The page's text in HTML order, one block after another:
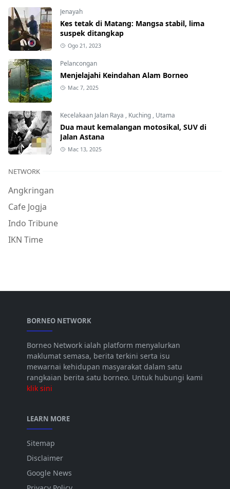
Jenayah
Kes tetak di Matang: Mangsa stabil, lima
suspek ditangkap
Ogo 21, 2023
Pelancongan
Menjelajahi Keindahan Alam Borneo
Mac 7, 2025
Kecelakaan Jalan Raya , Kuching , Utama
Dua maut kemalangan motosikal, SUV di
Jalan Astana
Mac 13, 2025
NETWORK
Angkringan
Cafe Jogja
Indo Tribune
IKN Time
BORNEO NETWORK
Borneo Network ialah platform menyalurkan
maklumat semasa, berita terkini serta isu
mewarnai kehidupan masyarakat dalam satu
rangkaian berita satu borneo. Untuk hubungi kami
klik sini
LEARN MORE
Sitemap
Disclaimer
Google News